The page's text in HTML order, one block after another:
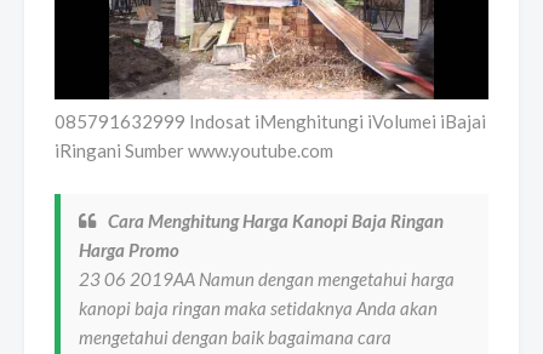
085791632999 Indosat iMenghitungi iVolumei iBajai
iRingani Sumber www.youtube.com
Cara Menghitung Harga Kanopi Baja Ringan
Harga Promo
23 06 2019AA Namun dengan mengetahui harga
kanopi baja ringan maka setidaknya Anda akan
mengetahui dengan baik bagaimana cara